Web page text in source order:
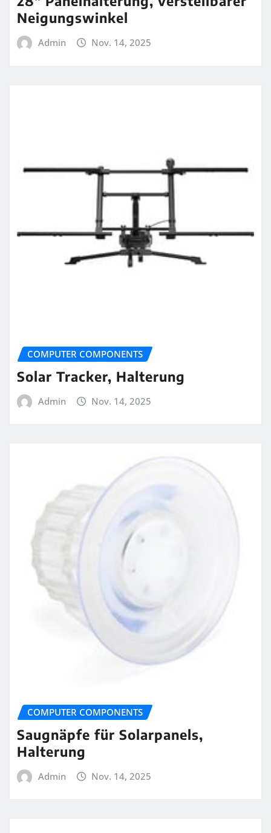
Neigungswinkel
Admin Nov. 14, 2025
COMPUTER COMPONENTS
Solar Tracker, Halterung
Admin Nov. 14, 2025
COMPUTER COMPONENTS
Saugnäpfe für Solarpanels,
Halterung
Admin Nov. 14, 2025